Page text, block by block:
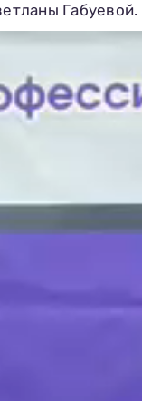
Габуевой.